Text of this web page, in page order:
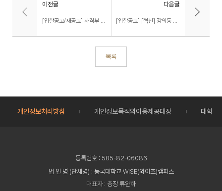
이전글
[입찰공고/재공고] 사격부 업무용 차량 임차(장기렌트)(재)
다음글
[입찰공고] [혁신] 강의동 냉난방기 유지보수
목록
개인정보처리방침 개인정보목적외이용제공대장 대학정
등록번호 : 505-82-06086
법 인 명 (단체명) : 동국대학교 WISE(와이즈)캠퍼스
대표자 : 총장 류완하